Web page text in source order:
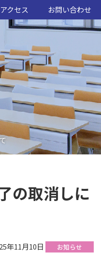
アクセス お問い合わせ
の取消しに
年11月10日 お知らせ